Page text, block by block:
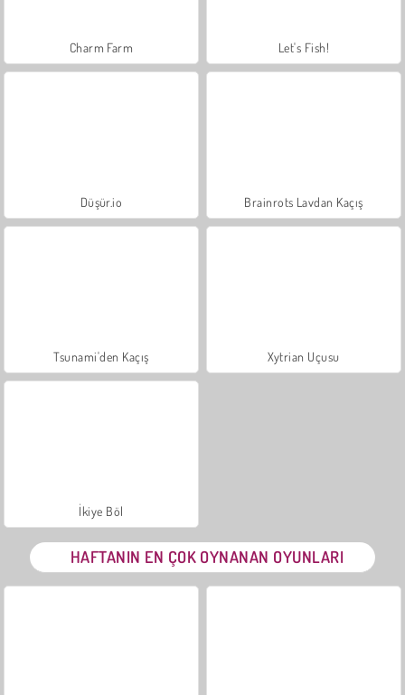
Charm Farm Let's Fish!
Düşür.io Brainrots Lavdan Kaçış
Tsunami'den Kaçış Xytrian Uçusu
İkiye Böl
HAFTANIN EN ÇOK OYNANAN OYUNLARI